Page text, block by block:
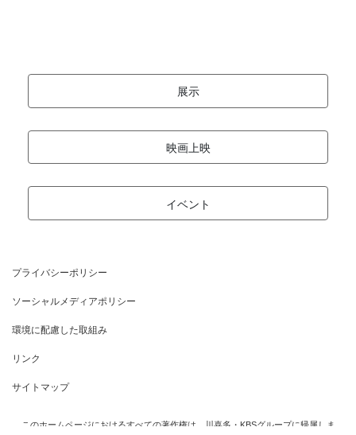
展示
映画上映
イベント
プライバシーポリシー
ソーシャルメディアポリシー
環境に配慮した取組み
リンク
サイトマップ
このホームページにおけるすべての著作権は、川喜多・KBSグループに帰属しま